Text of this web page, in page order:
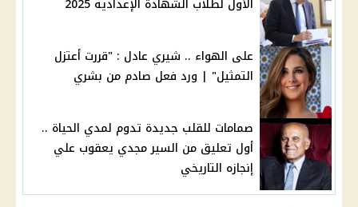
الأول لطلاب الشهادة الإعدادية 2025
على الهواء .. شيري عادل : "قررت أعتزل
التمثيل" | ورد فعل صادم من بشري
صمامات للقلب جديدة تدوم لمدي الحياة ..
أول تعليق من السير مجدي يعقوب علي
إنجازه التاريخي